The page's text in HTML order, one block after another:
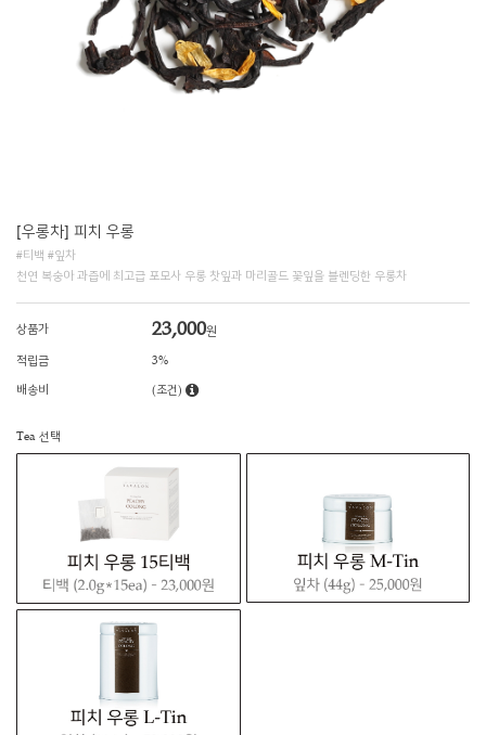
[우롱차] 피치 우롱
#티백 #잎차
천연 복숭아 과즙에 최고급 포모사 우롱 찻잎과 마리골드 꽃잎을 블렌딩한 우롱차
상품가 23,000원
적립금 3%
배송비 (조건)
Tea 선택